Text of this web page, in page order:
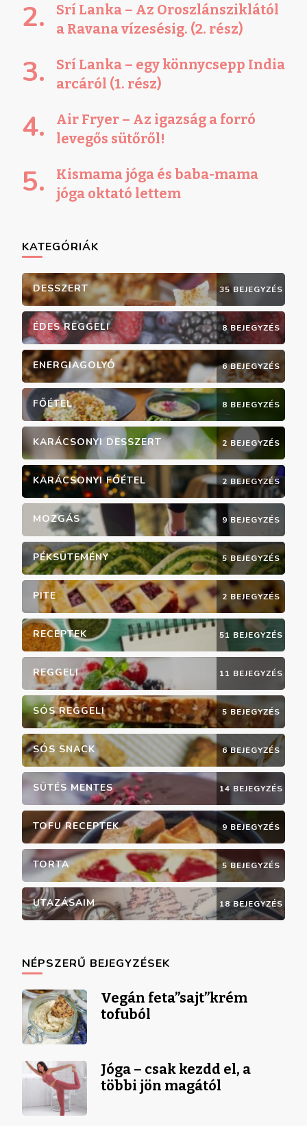
Srí Lanka – Az Oroszlánsziklától
a Ravana vízesésig. (2. rész)
Srí Lanka – egy könnycsepp India
arcáról (1. rész)
Air Fryer – Az igazság a forró
levegős sütőről!
Kismama jóga és baba-mama
jóga oktató lettem
KATEGÓRIÁK
DESSZERT 35 BEJEGYZÉS
ÉDES REGGELI 8 BEJEGYZÉS
ENERGIAGOLYÓ 6 BEJEGYZÉS
FŐÉTEL 8 BEJEGYZÉS
KARÁCSONYI DESSZERT 2 BEJEGYZÉS
KARÁCSONYI FŐÉTEL 2 BEJEGYZÉS
MOZGÁS 9 BEJEGYZÉS
PÉKSÜTEMÉNY 5 BEJEGYZÉS
PITE 2 BEJEGYZÉS
RECEPTEK 51 BEJEGYZÉS
REGGELI 11 BEJEGYZÉS
SÓS REGGELI 5 BEJEGYZÉS
SÓS SNACK 6 BEJEGYZÉS
SÜTÉS MENTES 14 BEJEGYZÉS
TOFU RECEPTEK 9 BEJEGYZÉS
TORTA 5 BEJEGYZÉS
UTAZÁSAIM 18 BEJEGYZÉS
NÉPSZERŰ BEJEGYZÉSEK
Vegán feta”sajt”krém
tofuból
Jóga – csak kezdd el, a
többi jön magától